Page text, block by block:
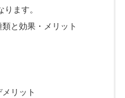
ます。
と効果・メリット
リット